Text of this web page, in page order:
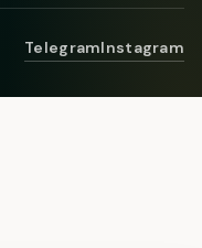
TelegramInstagram